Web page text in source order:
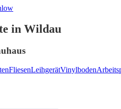
in Wildau
FliesenLeihgerätVinylboden